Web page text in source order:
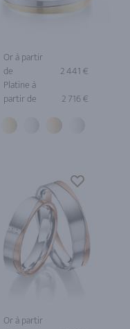
Or à partir
de
2 441 €
Platine à
partir de
2 716 €
Or à partir